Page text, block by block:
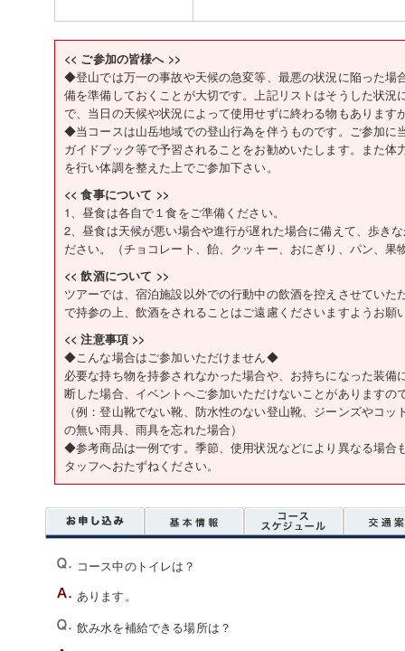
<< ご参加の皆様へ >>
◆登山では万一の事故や天候の急変等、最悪の状況に陥った場
備を準備しておくことが大切です。上記リストはそうした状況
で、当日の天候や状況によって使用せずに終わる物もあります
◆当コースは山岳地域での登山行為を伴うものです。ご参加に
ガイドブック等で予習されることをお勧めいたします。また
を行い体調を整えた上でご参加下さい。
<< 食事について >>
1、昼食は各自で１食をご準備ください。
2、昼食は天候が悪い場合や進行が遅れた場合に備えて、歩き
ださい。（チョコレート、飴、クッキー、おにぎり、パン、果
<< 飲酒について >>
ツアーでは、宿泊施設以外での行動中の飲酒を控えさせてい
で持参の上、飲酒をされることはご遠慮くださいますようお願
<< 注意事項 >>
◆こんな場合はご参加いただけません◆
必要な持ち物を持参されなかった場合や、お持ちになった装
断した場合、イベントへご参加いただけないことがありますの
（例：登山靴でない靴、防水性のない登山靴、ジーンズやコ
の無い雨具、雨具を忘れた場合）
◆参考商品は一例です。季節、使用状況などにより異なる場合
タッフへおたずねください。
コース中のトイレは？
あります。
飲み水を補給できる場所は？